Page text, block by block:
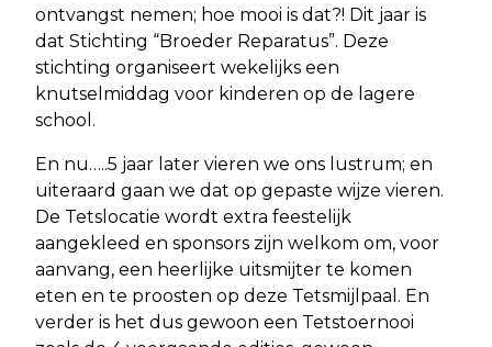
ontvangst nemen; hoe mooi is dat?! Dit jaar is
dat Stichting “Broeder Reparatus”. Deze
stichting organiseert wekelijks een
knutselmiddag voor kinderen op de lagere
school.
En nu…..5 jaar later vieren we ons lustrum; en
uiteraard gaan we dat op gepaste wijze vieren.
De Tetslocatie wordt extra feestelijk
aangekleed en sponsors zijn welkom om, voor
aanvang, een heerlijke uitsmijter te komen
eten en te proosten op deze Tetsmijlpaal. En
verder is het dus gewoon een Tetstoernooi